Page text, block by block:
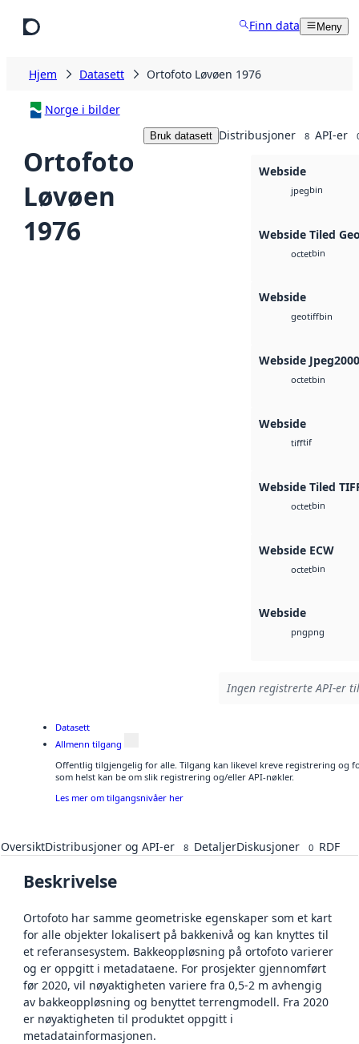
Finn data Meny
Hjem Datasett Ortofoto Løvøen 1976
Norge i bilder
Ortofoto
Løvøen
1976
Bruk datasett Distribusjoner 8 API-er
Webside
jpegbin
Webside Tiled
octetbin
Webside
geotiffbin
Webside Jpeg2000
octetbin
Webside
tifftif
Webside Tiled
octetbin
Webside ECW
octetbin
Webside
pngpng
Ingen registrerte API-er
Datasett
Allmenn tilgang
Offentlig tilgjengelig for alle. Tilgang kan likevel kreve registrering og
som helst kan be om slik registrering og/eller API-nøkler.
Les mer om tilgangsnivåer her
OversiktDistribusjoner og API-er 8 DetaljerDiskusjoner 0 RDF
Beskrivelse
Ortofoto har samme geometriske egenskaper som et kart
for alle objekter lokalisert på bakkenivå og kan knyttes til
et referansesystem. Bakkeoppløsning på ortofoto varierer
og er oppgitt i metadataene. For prosjekter gjennomført
før 2020, vil nøyaktigheten variere fra 0,5-2 m avhengig
av bakkeoppløsning og benyttet terrengmodell. Fra 2020
er nøyaktigheten til produktet oppgitt i
metadatainformasjonen.